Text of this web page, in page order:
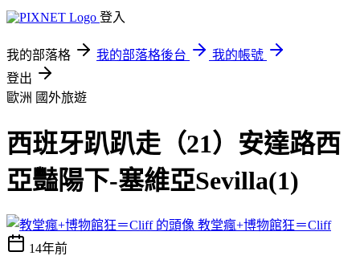
登入
我的部落格 我的部落格後台
我的帳號
登出
歐洲 國外旅遊
西班牙趴趴走（21）安達路西
亞豔陽下-塞維亞Sevilla(1)
教堂瘋+博物館狂＝Cliff
14年前